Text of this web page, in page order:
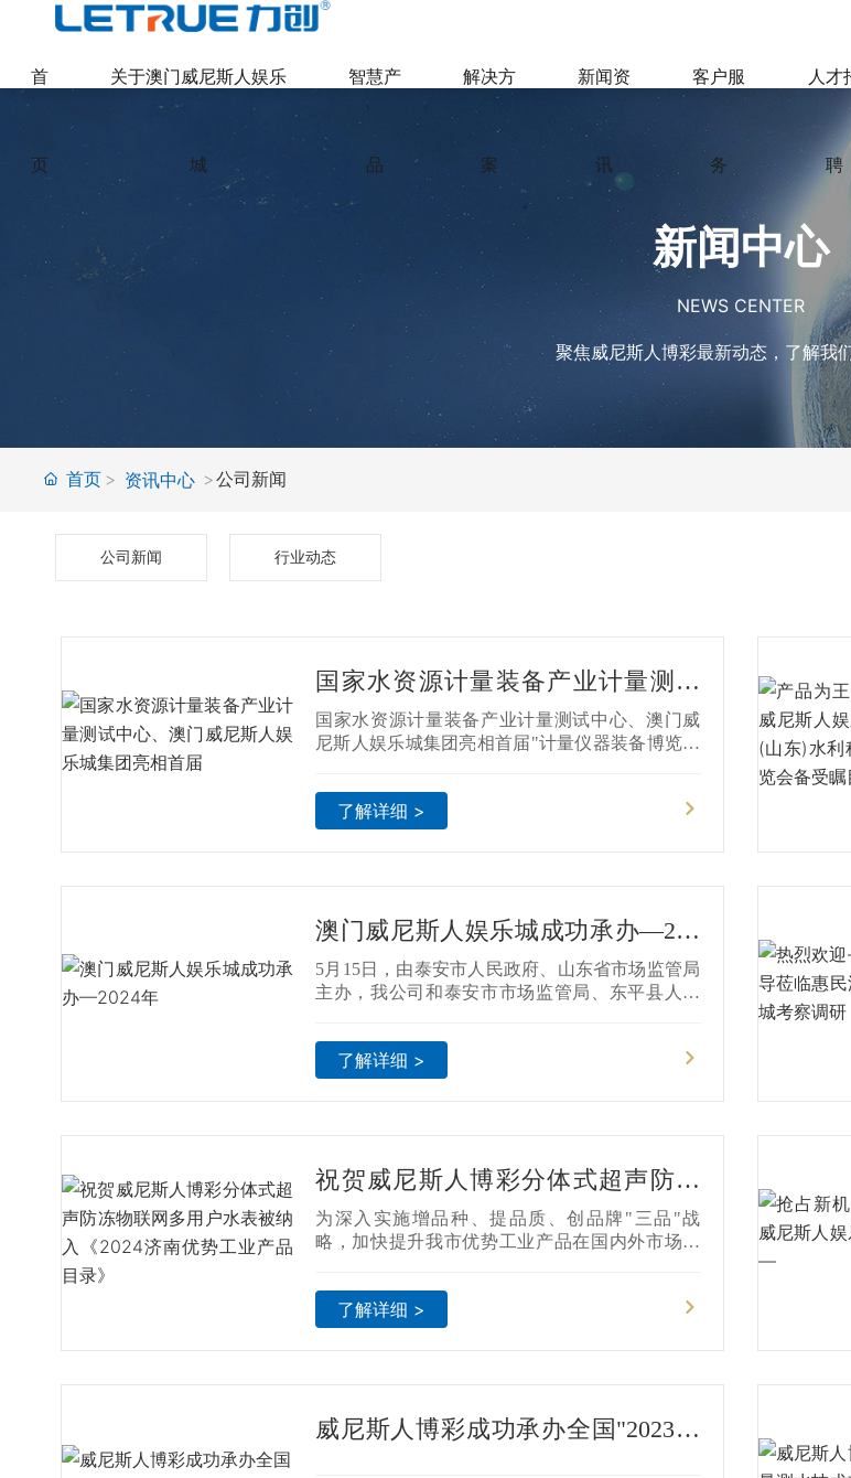
威尼斯人博彩
首
页
关于澳门威尼斯人娱乐
城
智慧产
品
解决方
案
新闻资
讯
客户服
务
人才
聘
新闻中心
NEWS CENTER
聚焦威尼斯人博彩最新动态，了解我
首页 资讯中心 公司新闻
公司新闻 行业动态
国家水资源计量装备产业计量测试
中心、澳门威尼斯人娱乐城集团亮
相首届"计量仪器装备博览会（202
国家水资源计量装备产业计量测试中心、澳门威
尼斯人娱乐城集团亮相首届"计量仪器装备博览会
了解详细 >
澳门威尼斯人娱乐城成功承办—202
4年"5·20 世界计量日"山东主场活动
暨水资源计量装备产业高质量发展
5月15日，由泰安市人民政府、山东省市场监管局
主办，我公司和泰安市市场监管局、东平县人民
资源计量装备产业高质量发展研讨会在泰安隆重
举行并获得圆满成功。
了解详细 >
祝贺威尼斯人博彩分体式超声防冻
物联网多用户水表被纳入《2024济
南优势工业产品目录》
为深入实施增品种、提品质、创品牌"三品"战
略，加快提升我市优势工业产品在国内外市场的
促进产品消费，济南市工业和信息化局根据《关
于促进工业产品消费的实施意见》（济政办字〔2
020〕3号），由企业自行申报，市、区县（功能
区）工业和信息化主管部门审核，经修订形成《2
024济南优势工业产品目录》，现予以发布。我公
审核，被纳入《2024济南优势工业产品目录》。
了解详细 >
威尼斯人博彩成功承办全国"2023灌